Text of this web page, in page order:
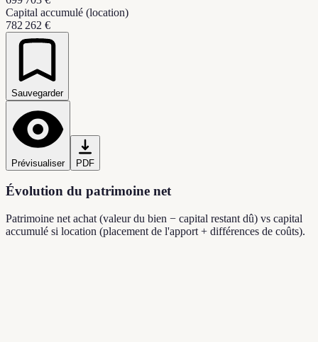
Capital accumulé (location)
782 262 €
Sauvegarder
Prévisualiser PDF
Évolution du patrimoine net
Patrimoine net achat (valeur du bien − capital restant dû) vs capital
accumulé si location (placement de l'apport + différences de coûts).